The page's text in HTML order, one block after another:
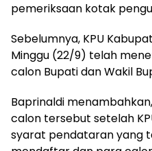
pemeriksaan kotak
Sebelumnya, KPU
Minggu (22/9) telah
calon Bupati dan Wakil
Baprinaldi
calon tersebut setelah
syarat pendataran yang